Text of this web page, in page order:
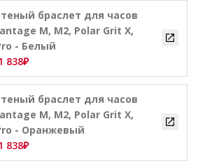
браслет для часов
M, М2, Polar Grit X,
- Белый
составляла
625₽.
838₽Текущая
цена:
838₽.
браслет для часов
M, М2, Polar Grit X,
- Оранжевый
838₽Текущая
цена: